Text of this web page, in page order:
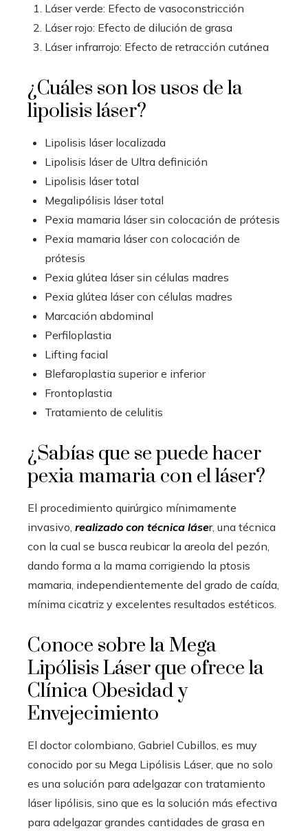
Láser verde: Efecto de vasoconstricción
Láser rojo: Efecto de dilución de grasa
Láser infrarrojo: Efecto de retracción cutánea
¿Cuáles son los usos de la
lipolisis láser?
Lipolisis láser localizada
Lipolisis láser de Ultra definición
Lipolisis láser total
Megalipólisis láser total
Pexia mamaria láser sin colocación de prótesis
Pexia mamaria láser con colocación de
prótesis
Pexia glútea láser sin células madres
Pexia glútea láser con células madres
Marcación abdominal
Perfiloplastia
Lifting facial
Blefaroplastia superior e inferior
Frontoplastia
Tratamiento de celulitis
¿Sabías que se puede hacer
pexia mamaria con el láser?
El procedimiento quirúrgico mínimamente
invasivo, realizado con técnica láser, una técnica
con la cual se busca reubicar la areola del pezón,
dando forma a la mama corrigiendo la ptosis
mamaria, independientemente del grado de caída,
mínima cicatriz y excelentes resultados estéticos.
Conoce sobre la Mega
Lipólisis Láser que ofrece la
Clínica Obesidad y
Envejecimiento
El doctor colombiano, Gabriel Cubillos, es muy
conocido por su Mega Lipólisis Láser, que no solo
es una solución para adelgazar con tratamiento
láser lipólisis, sino que es la solución más efectiva
para adelgazar grandes cantidades de grasa en